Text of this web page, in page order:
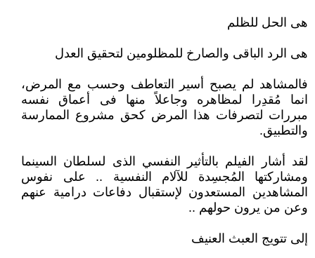
هى الحل للظلم
هى الرد الباقى والصارخ للمظلومين لتحقيق العدل
فالمشاهد لم يصبح أسير التعاطف وحسب مع المرض،
انما مُقدِرا لمظاهره وجاعلاً منها فى أعماق نفسه
مبررات لتصرفات هذا المرض كحق مشروع الممارسة
والتطبيق.
لقد أشار الفيلم بالتأثير النفسي الذى لسلطان السينما
ومشاركتها المُجسِدة للآلام النفسية .. على نفوس
المشاهدين المستعدون لإستقبال دفاعات درامية عنهم
وعن من يرون حولهم ..
إلى تتويج العبث العنيف